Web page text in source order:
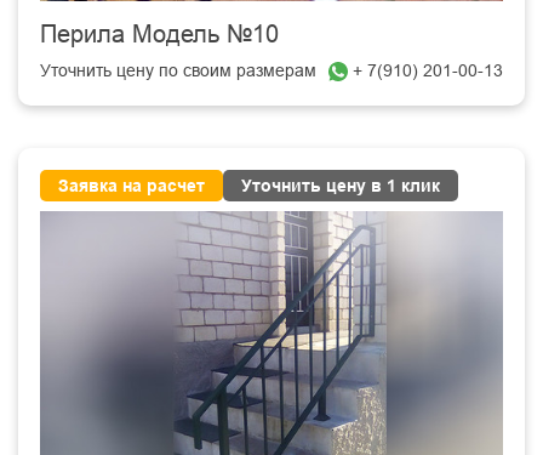
Перила Модель №10
Уточнить цену по своим размерам + 7(910) 201-00-13
Заявка на расчет Уточнить цену в 1 клик